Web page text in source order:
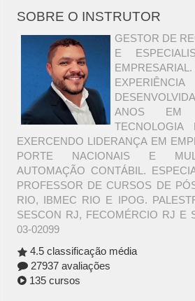
SOBRE O INSTRUTOR
GESTOR DE
E
ANOS EM
TECNOLOGIA
EXERCENDO LIDERANÇA EM
PORTE NACIONAIS E
AUTOMAÇÃO CONTÁBIL.
PROFESSOR DE CURSOS DE
RIO, IBMEC RIO E IPOG.
SESCON RJ, FECOMÉRCIO RJ E
03-02099
4.5 classificação média
27937 avaliações
135 cursos